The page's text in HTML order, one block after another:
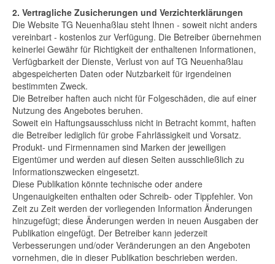
2. Vertragliche Zusicherungen und Verzichterklärungen
Die Website TG Neuenhaßlau steht Ihnen - soweit nicht anders
vereinbart - kostenlos zur Verfügung. Die Betreiber übernehmen
keinerlei Gewähr für Richtigkeit der enthaltenen Informationen,
Verfügbarkeit der Dienste, Verlust von auf TG Neuenhaßlau
abgespeicherten Daten oder Nutzbarkeit für irgendeinen
bestimmten Zweck.
Die Betreiber haften auch nicht für Folgeschäden, die auf einer
Nutzung des Angebotes beruhen.
Soweit ein Haftungsausschluss nicht in Betracht kommt, haften
die Betreiber lediglich für grobe Fahrlässigkeit und Vorsatz.
Produkt- und Firmennamen sind Marken der jeweiligen
Eigentümer und werden auf diesen Seiten ausschließlich zu
Informationszwecken eingesetzt.
Diese Publikation könnte technische oder andere
Ungenauigkeiten enthalten oder Schreib- oder Tippfehler. Von
Zeit zu Zeit werden der vorliegenden Information Änderungen
hinzugefügt; diese Änderungen werden in neuen Ausgaben der
Publikation eingefügt. Der Betreiber kann jederzeit
Verbesserungen und/oder Veränderungen an den Angeboten
vornehmen, die in dieser Publikation beschrieben werden.